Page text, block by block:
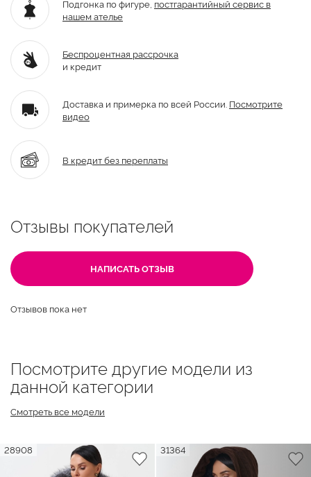
Подгонка по фигуре, постгарантийный сервис в
нашем ателье
Беспроцентная рассрочка
и кредит
Доставка и примерка по всей России. Посмотрите
видео
В кредит без переплаты
Отзывы покупателей
НАПИСАТЬ ОТЗЫВ
Отзывов пока нет
Посмотрите другие модели из
данной категории
Смотреть все модели
28908 31364